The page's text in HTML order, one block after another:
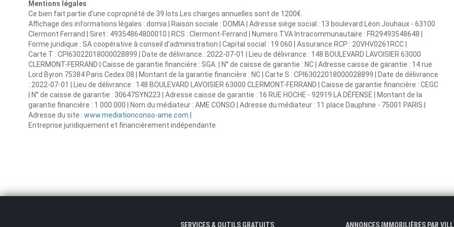
Mentions légales
Ce bien fait partie d'une copropriété de 39 lots.Les charges annuelles sont de 1200€.
Affichage des informations légales : domia | Raison sociale : DOMIA | Adresse siège social : 13 boulevard Léon Jouhaux - 63100
Clermont Ferrand | Siret : 49354864800010 | RCS : Clermont-Ferrand | Numero TVA Intracommunautaire : FR29493548648 |
Forme juridique : SA coopérative à conseil d'administration | Capital social : 19 060 | Assurance RCP : 20VHV0261RCC |
Carte T : CPI63022018000028899 | Date de délivrance : 2022-07-01 | Lieu de délivrance : 148 BOULEVARD LAVOISIER 63000
CLERMONT-FERRAND | Caisse de garantie financière : SGA. | N° de caisse de garantie : NC | Adresse caisse de garantie : 14 rue
Lord Byron 75384 Paris Cedex 08 | Montant de la garantie financière : NC | Carte S : CPI63022018000028899 | Date de délivrance
: 2022-07-01 | Lieu de délivrance : 148 BOULEVARD LAVOISIER 63000 CLERMONT-FERRAND | Caisse de garantie financière : CEGC
| N° de caisse de garantie : 30647SYN223 | Adresse caisse de garantie : 16 RUE HOCHE - 92919 LA DÉFENSE | Montant de la
garantie financière : 1 000 000 | Nom du médiateur : AME CONSO | Adresse du médiateur : 11 place Dauphine - 75001 PARIS |
Adresse du site : www.mediationconso-ame.com
Entreprise juridiquement et financièrement indépendante
SERVICES & OUTILS GRATUITS ANNONCES IMMOBILIÈRES PAR